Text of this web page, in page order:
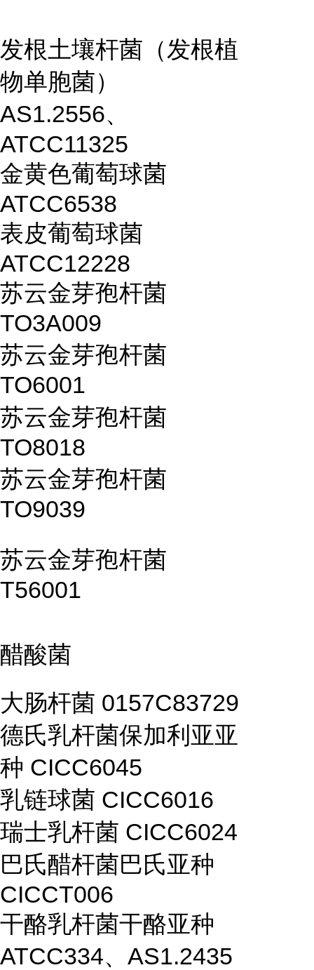
发根土壤杆菌（发根植
物单胞菌）
AS1.2556、
ATCC11325
金黄色葡萄球菌
ATCC6538
表皮葡萄球菌
ATCC12228
苏云金芽孢杆菌
TO3A009
苏云金芽孢杆菌
TO6001
苏云金芽孢杆菌
TO8018
苏云金芽孢杆菌
TO9039
苏云金芽孢杆菌
T56001
醋酸菌
大肠杆菌 0157C83729
德氏乳杆菌保加利亚亚
种 CICC6045
乳链球菌 CICC6016
瑞士乳杆菌 CICC6024
巴氏醋杆菌巴氏亚种
CICCT006
干酪乳杆菌干酪亚种
ATCC334、AS1.2435